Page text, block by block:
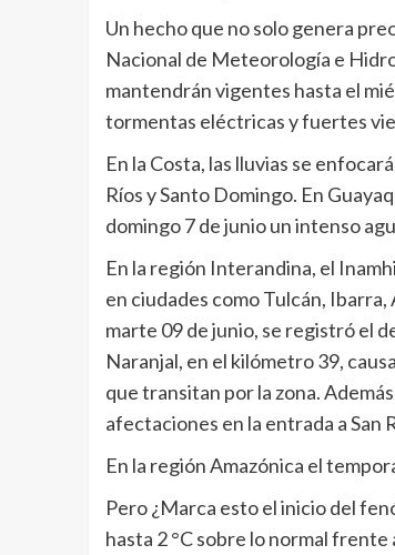
Un hecho que no solo genera
Nacional de Meteorología e
mantendrán vigentes hasta el
tormentas eléctricas y fuertes
En la Costa, las lluvias se
Ríos y Santo Domingo. En
domingo 7 de junio un intenso
En la región Interandina, el
en ciudades como Tulcán, Ibarra,
marte 09 de junio, se registró el
Naranjal, en el kilómetro 39,
que transitan por la zona.
afectaciones en la entrada a San
En la región Amazónica el
Pero ¿Marca esto el inicio del
hasta 2 °C sobre lo normal